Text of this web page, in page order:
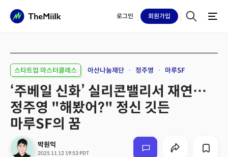
로그인 회원가입
스타트업 마스터클래스 아산나눔재단 정주영 마루SF
‘주베일 신화’ 실리콘밸리서 재연…
정주영 "해봤어?" 정신 깃든
마루SF의 꿈
박원익
2025.11.12 19:53 PDT